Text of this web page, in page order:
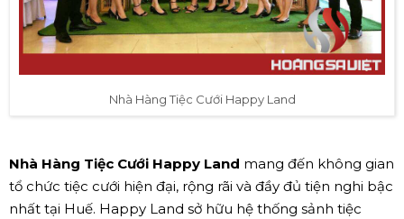
Nhà Hàng Tiệc Cưới Happy Land
Nhà Hàng Tiệc Cưới Happy Land mang đến không gian
tổ chức tiệc cưới hiện đại, rộng rãi và đầy đủ tiện nghi bậc
nhất tại Huế. Happy Land sở hữu hệ thống sảnh tiệc